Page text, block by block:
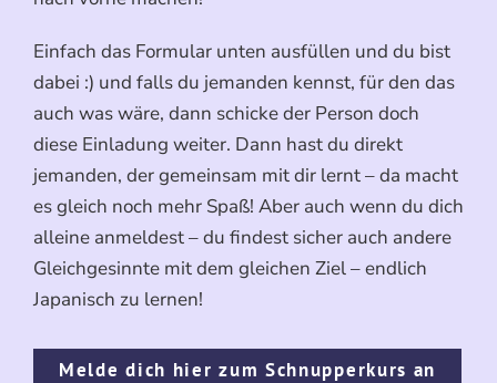
Einfach das Formular unten ausfüllen und du bist
dabei :) und falls du jemanden kennst, für den das
auch was wäre, dann schicke der Person doch
diese Einladung weiter. Dann hast du direkt
jemanden, der gemeinsam mit dir lernt – da macht
es gleich noch mehr Spaß! Aber auch wenn du dich
alleine anmeldest – du findest sicher auch andere
Gleichgesinnte mit dem gleichen Ziel – endlich
Japanisch zu lernen!
Melde dich hier zum Schnupperkurs an